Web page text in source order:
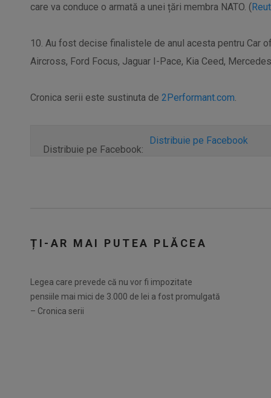
care va conduce o armată a unei țări membra NATO. (
10. Au fost decise finalistele de anul acesta pentru Car
Aircross, Ford Focus, Jaguar I-Pace, Kia Ceed,
Cronica serii este sustinuta de 2Performant.com.
Distribuie pe Facebook:
Distribuie pe Facebook
ȚI-AR MAI PUTEA PLĂCEA
Legea care prevede că nu vor fi impozitate
pensiile mai mici de 3.000 de lei a fost promulgată
– Cronica serii